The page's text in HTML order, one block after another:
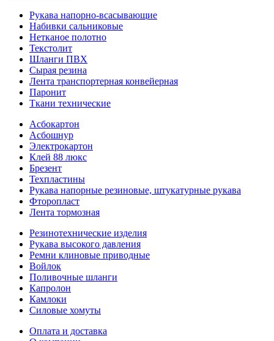
Рукава напорно-всасывающие
Набивки сальниковые
Нетканое полотно
Текстолит
Шланги ПВХ
Сырая резина
Лента транспортерная конвейерная
Паронит
Ткани технические
Асбокартон
Асбошнур
Электрокартон
Клей 88 люкс
Брезент
Техпластины
Рукава напорные резиновые, штукатурные рукава
Фторопласт
Лента тормозная
Резинотехнические изделия
Рукава высокого давления
Ремни клиновые приводные
Войлок
Поливочные шланги
Капролон
Камлоки
Силовые хомуты
Оплата и доставка